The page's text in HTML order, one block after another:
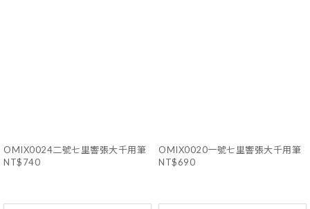
OMIX0024二號七里響張大千用筆
NT$740
OMIX0020一號七里響張大千用筆
NT$690